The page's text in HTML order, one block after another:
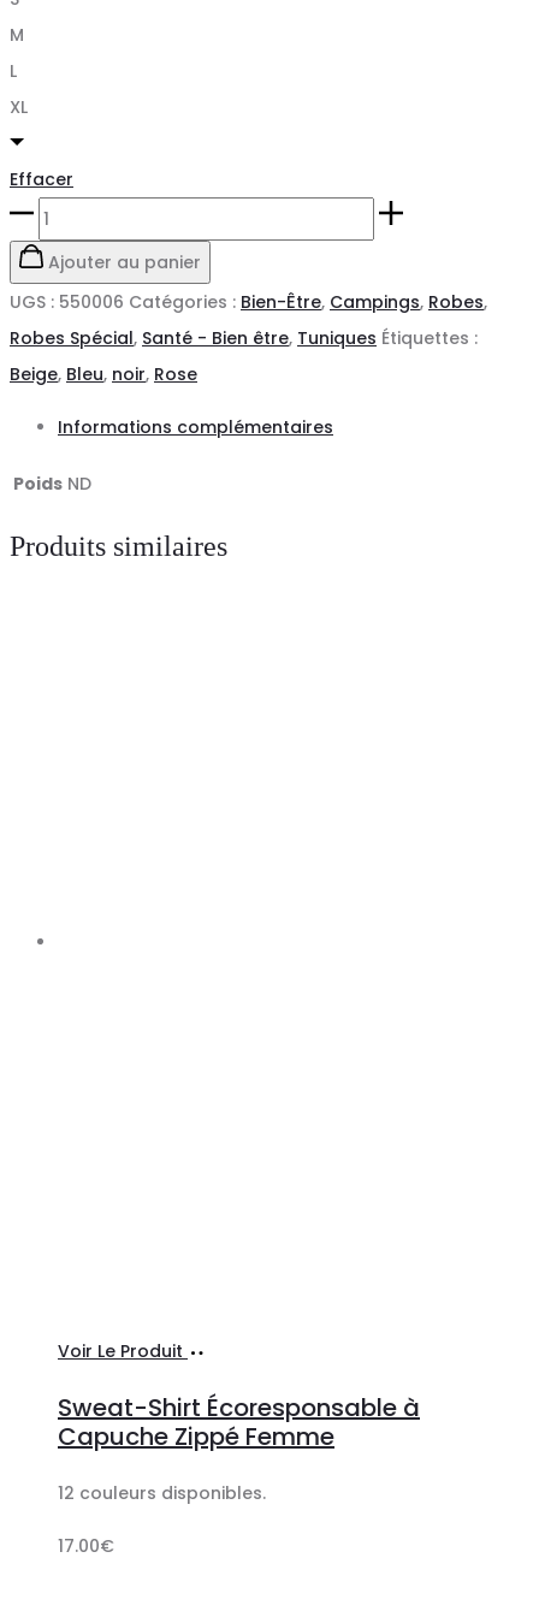
M
L
XL
Effacer
quantité
de
ROBE
VIVAZ
Ajouter au panier
UGS : 550006 Catégories : Bien-Être, Campings, Robes,
Robes Spécial, Santé - Bien être, Tuniques Étiquettes :
Beige, Bleu, noir, Rose
Informations complémentaires
Poids ND
Produits similaires
Voir Le Produit
panier
Sweat-Shirt Écoresponsable à
Capuche Zippé Femme
12 couleurs disponibles.
17.00€